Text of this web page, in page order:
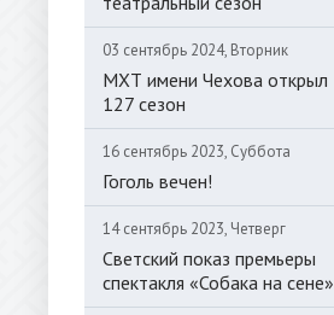
03 сентябрь 2024, Вторник
МХТ имени Чехова открыл
127 сезон
16 сентябрь 2023, Суббота
Гоголь вечен!
14 сентябрь 2023, Четверг
Светский показ премьеры
спектакля «Собака на сене»